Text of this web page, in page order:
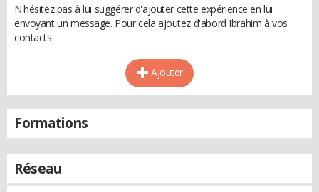
N'hésitez pas à lui suggérer d'ajouter cette expérience en lui
envoyant un message. Pour cela ajoutez d'abord Ibrahim à vos
contacts.
Ajouter
Formations
Réseau